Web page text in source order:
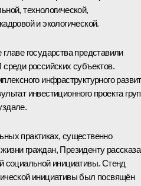
технологической,
и экологической.
государства представили
российских субъектов.
инфраструктурного
инвестиционного проекта
практиках, существенно
граждан, Президенту
социальной инициативы. Стенд
инициативы был посвящён